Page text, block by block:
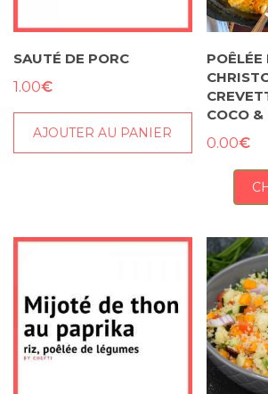
SAUTÉ DE PORC
1.00€
AJOUTER AU PANIER
POÊLÉE
COCO &
0.00€